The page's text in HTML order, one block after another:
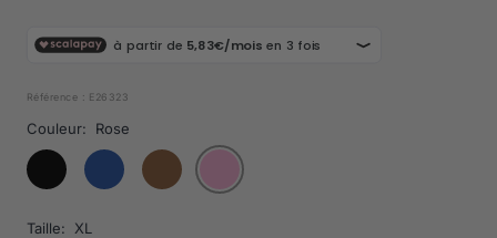
vente
Référence : E26323
Couleur: Rose
Taille: XL